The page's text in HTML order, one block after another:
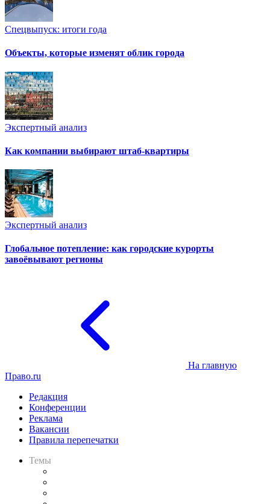
Спецвыпуск: итоги года
Объекты, которые изменят облик города
Экспертный анализ
Как компании выбирают штаб-квартиры
Экспертный анализ
Глобальное потепление: как городские курорты
завоёвывают регионы
На главную
Право.ru
Редакция
Конференции
Реклама
Вакансии
Правила перепечатки
Темы